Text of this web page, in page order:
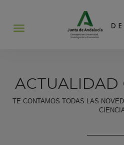
Abrir
ACTUALIDAD
TE CONTAMOS TODAS LAS